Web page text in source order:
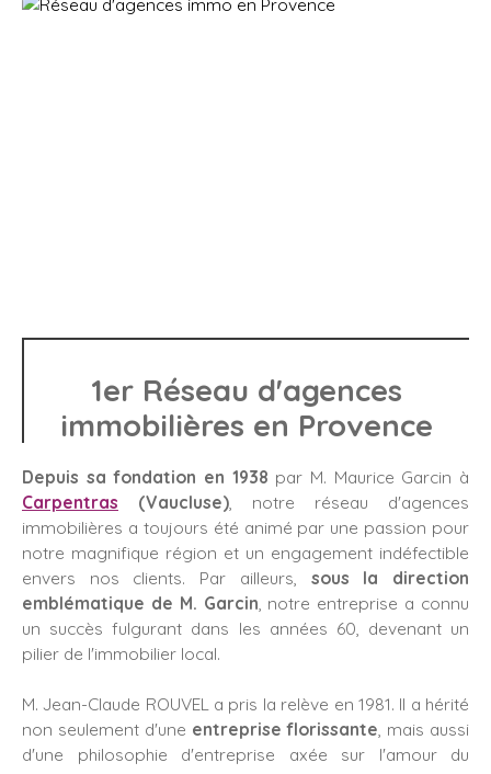
1er Réseau d'agences
immobilières en Provence
Depuis sa fondation en 1938 par M. Maurice Garcin à
Carpentras (Vaucluse), notre réseau d'agences
immobilières a toujours été animé par une passion pour
notre magnifique région et un engagement indéfectible
envers nos clients. Par ailleurs, sous la direction
emblématique de M. Garcin, notre entreprise a connu
un succès fulgurant dans les années 60, devenant un
pilier de l'immobilier local.
M. Jean-Claude ROUVEL a pris la relève en 1981. Il a hérité
non seulement d'une entreprise florissante, mais aussi
d'une philosophie d'entreprise axée sur l'amour du